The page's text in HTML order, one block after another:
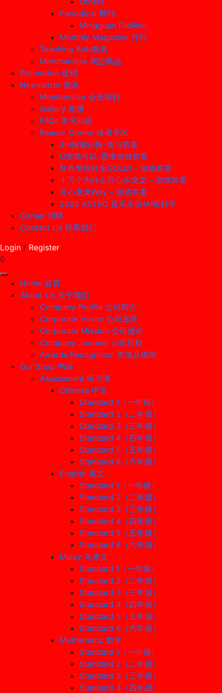
Periodical 期刊
Mingguan Didikku
Monthly Magazine 月刊
Teaching Aids教具
Merchandise 周边商品
Promotion 促销
Newsletter 资讯
Membership 会员福利
Gallery 相册
FAQs 常见问题
Reader Corner 读者专区
3m报知识报-练习答案
Ü虎我可以-思维游戏答案
红色警报旺兔GOLD! – 游戏答案
十万个为什么开心乐龙龙 – 游戏答案
开心龙龙Way – 游戏答案
2025 ASTRO 喜乐乐SHARE科学
Career 招聘
Contact Us 联系我们
Login / Register
0
Home 首页
About Us 关于我们
Company Profile 公司简介
Corporate Vision 公司愿景
Corporate Mission 公司使命
Company Journey 公司历程
Awards Recognition 奖项及殊荣
Our Shop 书籍
Assessment 练习簿
Chinese 中文
Standard 1（一年级）
Standard 2（二年级）
Standard 3（三年级）
Standard 4（四年级）
Standard 5（五年级）
Standard 6（六年级）
English 英文
Standard 1（一年级）
Standard 2（二年级）
Standard 3（三年级）
Standard 4（四年级）
Standard 5（五年级）
Standard 6（六年级）
Malay 马来文
Standard 1（一年级）
Standard 2（二年级）
Standard 3（三年级）
Standard 4（四年级）
Standard 5（五年级）
Standard 6（六年级）
Mathematic 数学
Standard 1（一年级）
Standard 2（二年级）
Standard 3（三年级）
Standard 4（四年级）